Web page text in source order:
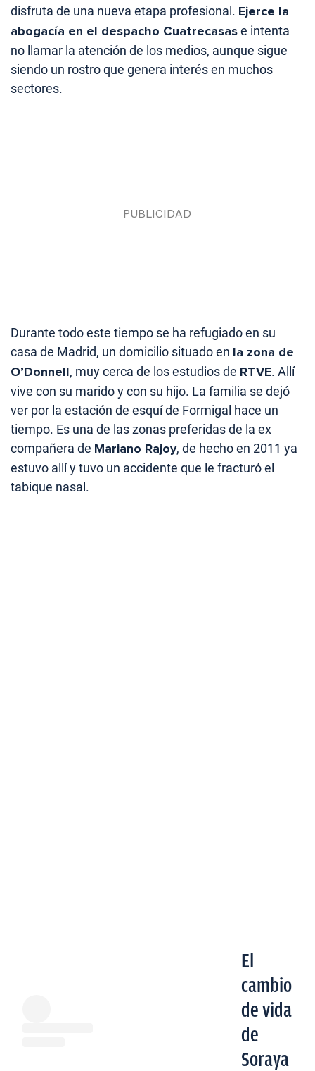
disfruta de una nueva etapa profesional. Ejerce la
abogacía en el despacho Cuatrecasase intenta
no llamar la atención de los medios, aunque sigue
siendo un rostro que genera interés en muchos
sectores.
Durante todo este tiempo se ha refugiado en su
casa de Madrid, un domicilio situado en la zona de
O’Donnell, muy cerca de los estudios de RTVE. Allí
vive con su marido y con su hijo. La familia se dejó
ver por la estación de esquí de Formigal hace un
tiempo. Es una de las zonas preferidas de la ex
compañera de Mariano Rajoy, de hecho en 2011 ya
estuvo allí y tuvo un accidente que le fracturó el
tabique nasal.
El
cambio
de vida
de
Soraya